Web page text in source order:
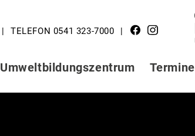
TELEFON 0541 323-7000
Umweltbildungszentrum Termine